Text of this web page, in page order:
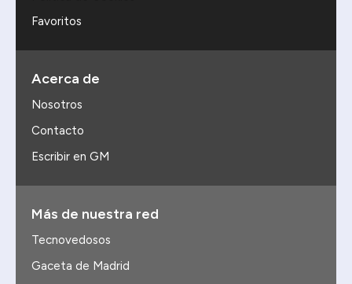
Favoritos
Acerca de
Nosotros
Contacto
Escribir en GM
Más de nuestra red
Tecnovedosos
Gaceta de Madrid